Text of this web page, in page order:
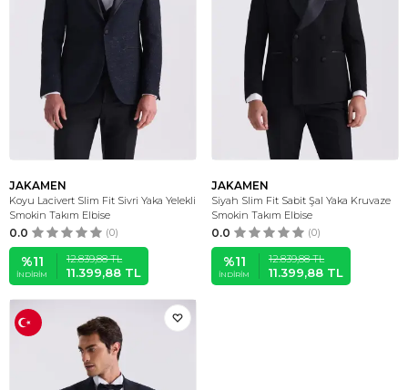
JAKAMEN
Koyu Lacivert Slim Fit Sivri Yaka Yelekli
Smokin Takım Elbise
0.0 (0)
%11
İNDIRIM
12.839,88TL
11.399,88 TL
JAKAMEN
Siyah Slim Fit Sabit Şal Yaka Kruvaze
Smokin Takım Elbise
0.0 (0)
%11
İNDIRIM
12.839,88TL
11.399,88 TL